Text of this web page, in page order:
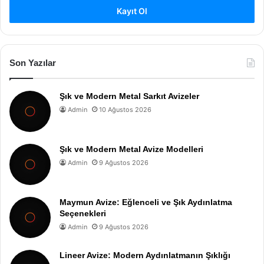
Kayıt Ol
Son Yazılar
Şık ve Modern Metal Sarkıt Avizeler
Admin 10 Ağustos 2026
Şık ve Modern Metal Avize Modelleri
Admin 9 Ağustos 2026
Maymun Avize: Eğlenceli ve Şık Aydınlatma
Seçenekleri
Admin 9 Ağustos 2026
Lineer Avize: Modern Aydınlatmanın Şıklığı